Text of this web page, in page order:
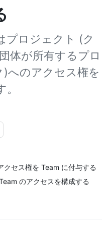
プロジェクト (ク
体が所有するプロ
へのアクセス権を
クセス権を Team に付与する
のアクセスを構成する